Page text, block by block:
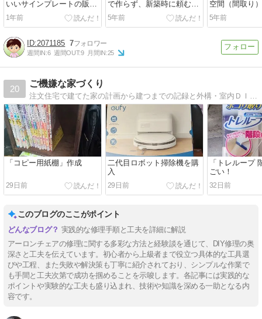
いいサインプレートの販売
を開始しました！
1年前
で作らず、新築時に頼むの
が吉！
5年前
空間（間取り
ょう！
5年前
2071185 7
週間IN:6 週間OUT:9 月間IN:25
20
ご機嫌な家づくり
注文住宅で建てた家の計画から建つまでの記録と外構・室内ＤＩＹを楽しく記事にしています
「コピー用紙棚」作成
29日前
二代目ロボット掃除機を購
入
29日前
「トレループ
ごい！
32日前
このブログのここがポイント
実践的な修理手順と工夫を詳細に解説
アーロンチェアの修理に関する多彩な方法と経験談を通じて、DIY修理の奥
深さと工夫を伝えています。初心者から上級者まで役立つ具体的な工具選
びや工程、また失敗や解決策も丁寧に紹介されており、シンプルな作業で
も手間と工夫次第で成功を掴めることを示唆します。各記事には実践的な
ポイントや実験的な工夫も盛り込まれ、技術や知識を深める一助となる内
容です。